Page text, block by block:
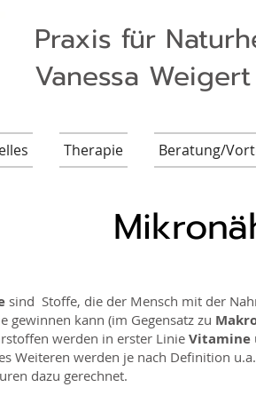
Praxis für
Vanessa
Therapie Beratung/
sind Stoffe, die der Mensch mit der
gewinnen kann (im Gegensatz zu
werden in erster Linie Vitamine
Weiteren werden je nach Definition
dazu gerechnet.